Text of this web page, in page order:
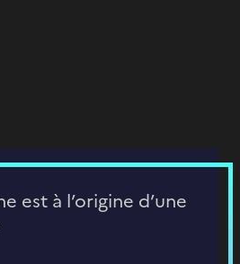
est à l’origine d’une